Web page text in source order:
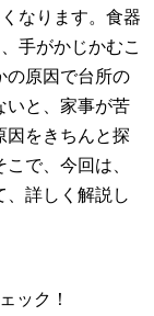
なります。食器
手がかじかむこ
の原因で台所の
いと、家事が苦
因をきちんと探
で、今回は、
、詳しく解説し
ック！